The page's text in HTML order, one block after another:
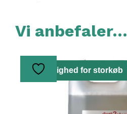
Vi anbefaler…
Mulighed for storkøb